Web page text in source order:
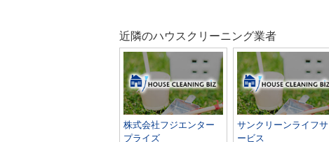
近隣のハウスクリーニング業者
株式会社フジエンター
プライズ
サンクリーンライフサ
ービス